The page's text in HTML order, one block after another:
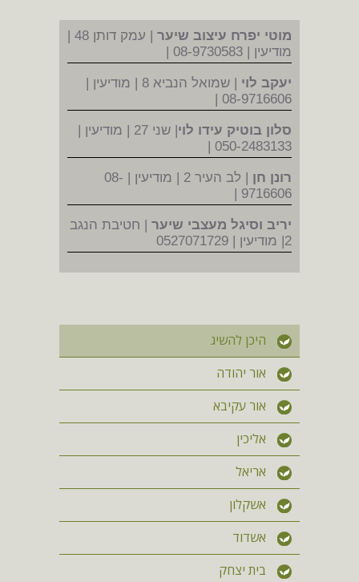
מוטי יפרח עיצוב שיער
מודיעין | 08-9730583 |
יעקב לוי
| שמואל הנביא 8 | מודיעין |
08-9716606 |
סלון בוטיק עידו לוי
| שני 27 | מודיעין |
050-2483133 |
רונן חן
| לב העיר 2 | מודיעין | 08-
9716606 |
יריב וסיגל מעצבי שיער | חטיבת הנגב
2| מודיעין | 0527071729
היכן להשיג
אור יהודה
אור עקיבא
אליכין
אריאל
אשקלון
אשדוד
בית יצחק